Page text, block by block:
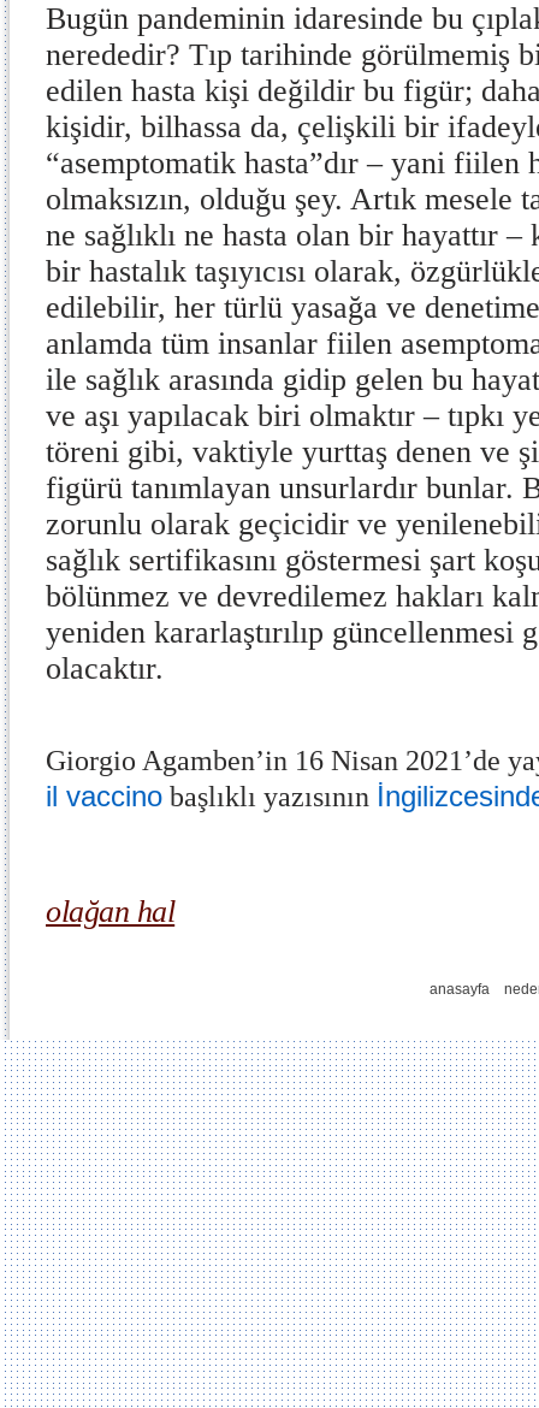
Bugün pandeminin idaresinde bu
nerededir? Tıp tarihinde görülmemiş
edilen hasta kişi değildir bu figür;
kişidir, bilhassa da, çelişkili bir
“asemptomatik hasta”dır – yani fiilen
olmaksızın, olduğu şey. Artık mesele
ne sağlıklı ne hasta olan bir hayattır
bir hastalık taşıyıcısı olarak,
edilebilir, her türlü yasağa ve
anlamda tüm insanlar fiilen
ile sağlık arasında gidip gelen bu
ve aşı yapılacak biri olmaktır – tıpkı
töreni gibi, vaktiyle yurttaş denen ve
figürü tanımlayan unsurlardır bunlar.
zorunlu olarak geçicidir ve
sağlık sertifikasını göstermesi şart
bölünmez ve devredilemez hakları
yeniden kararlaştırılıp güncellenmesi
olacaktır.
Giorgio Agamben’in 16 Nisan 2021’de
il vaccino başlıklı yazısının
olağan hal
anasayfa